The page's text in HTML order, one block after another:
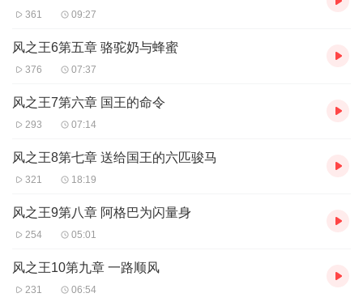
361 09:27
风之王6第五章 骆驼奶与蜂蜜
376 07:37
风之王7第六章 国王的命令
293 07:14
风之王8第七章 送给国王的六匹骏马
321 18:19
风之王9第八章 阿格巴为闪量身
254 05:01
风之王10第九章 一路顺风
231 06:54